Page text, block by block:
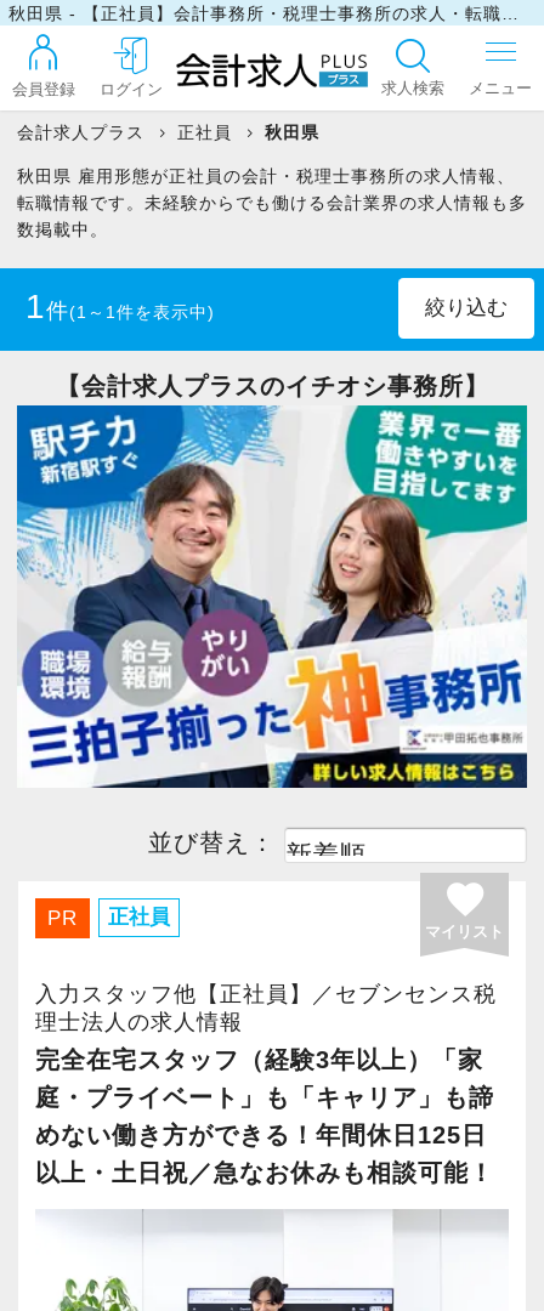
会員登録 ログイン 求人検索
ログイン
マイリスト
お問い合わせ
今すぐ会員登録
PC版サイトを見る
採用ご担当者様
会計求人プラス 正社員 秋田県
秋田県 雇用形態が正社員の会計・税理士事務所の求人情報、
転職情報です。未経験からでも働ける会計業界の求人情報も多
数掲載中。
1件(1～1件を表示中)
税理士(1)
税理士科目合格者(未登録)(1)
税理士科目一部合格者(1) 中小企業診断士
日商簿記1級(1) 日商簿記2級(1)
経験者優遇(1) 完全週休２日
子育て応援(1) 主婦・主夫歓迎(1)
駅から５分以内(1) ボーナスあり(1)
勤務時間調整可(1) 月間残業30時間以内
急募(1)
WEB面接OK (1) テレワーク推進 (1)
【会計求人プラスのイチオシ事務所】
並び替え：
PR 正社員 favorite
マイリスト
入力スタッフ他【正社員】／セブンセンス税
理士法人の求人情報
完全在宅スタッフ（経験3年以上）「家
庭・プライベート」も「キャリア」も諦
めない働き方ができる！年間休日125日
以上・土日祝／急なお休みも相談可能！